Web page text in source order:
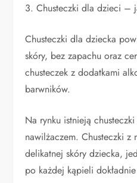
3. Chusteczki dla dzieci –
Chusteczki dla dziecka
skóry, bez zapachu oraz
chusteczek z dodatkami
barwników.
Na rynku istnieją
nawilżaczem. Chusteczki z
delikatnej skóry dziecka,
po każdej kąpieli